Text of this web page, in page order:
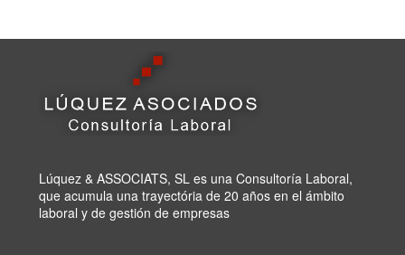
Lúquez & ASSOCIATS, SL es una Consultoría Laboral,
que acumula una trayectória de 20 años en el ámbito
laboral y de gestión de empresas